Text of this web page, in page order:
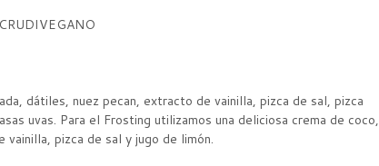
dátiles, nuez pecan, extracto de vainilla, pizca de sal, pizca
uvas. Para el Frosting utilizamos una deliciosa crema de coco,
pizca de sal y jugo de limón.